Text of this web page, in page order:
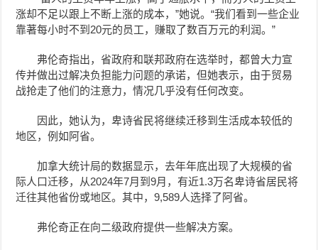
涨却不足以跟上不断上涨的成本，”她说。“我们看到一些企业
靠著每小时不到20元的员工，赚取了数百万元的利润。”
弗伦奇指出，省政府和联邦政府在选举时，都曾大力宣
传并做出过解决负担能力问题的承诺，但她表示，由于贸易
战抢走了他们的注意力，情况几乎没有任何改变。
因此，她认为，卑诗省民将继续迁移到生活成本较低的
地区，例如阿省。
加拿大统计局的数据显示，去年年底出现了大规模的省
际人口迁移，从2024年7月到9月，有近1.3万名卑诗省居民将
迁往其他省份或地区。其中，9,589人选择了阿省。
弗伦奇正在向二级政府提供一些解决方案。